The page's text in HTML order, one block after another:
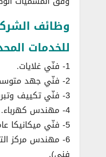
وظائف
للخدمات
1- فنّي غلايات.
2- فنّي جهد متوسط وعالٍ.
3- فنّي تكييف وتبريد.
4- مهندس كهرباء.
5- فنّي ميكانيكا عام.
6- مهندس مركز